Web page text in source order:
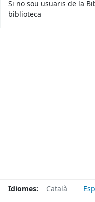
Si no sou usuaris de la
biblioteca
Idiomes: Català